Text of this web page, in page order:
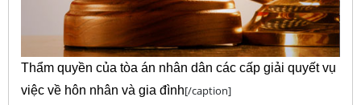
Thẩm quyền của tòa án nhân dân các cấp giải quyết vụ
việc về hôn nhân và gia đình[/caption]